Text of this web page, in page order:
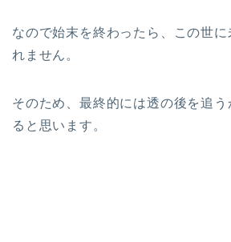
なので始末を終わったら、この世に
れません。
そのため、最終的には透の後を追
ると思います。